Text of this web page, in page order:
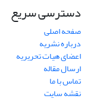
دسترسی سریع
صفحه اصلی
درباره نشریه
اعضای هیات تحریریه
ارسال مقاله
تماس با ما
نقشه سایت